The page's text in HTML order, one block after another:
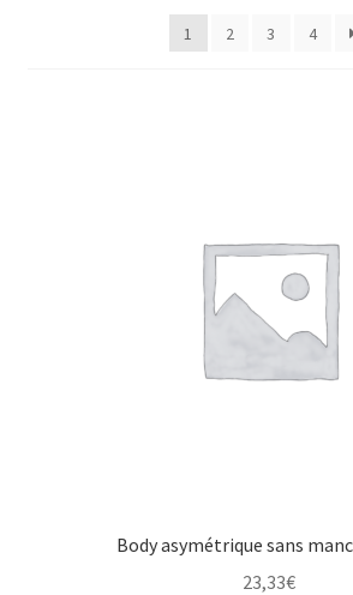
1 2 3 4
Body asymétrique sans
23,33€